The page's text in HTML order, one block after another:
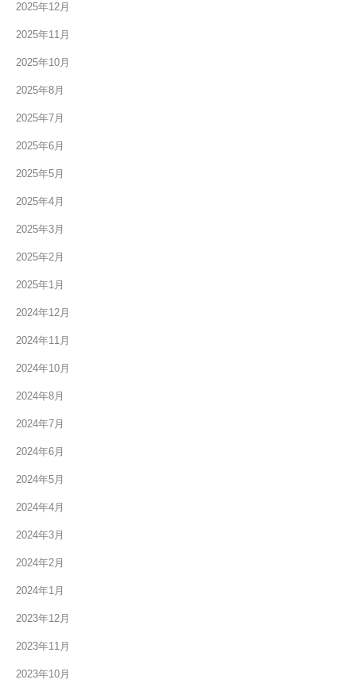
2025年12月
2025年11月
2025年10月
2025年8月
2025年7月
2025年6月
2025年5月
2025年4月
2025年3月
2025年2月
2025年1月
2024年12月
2024年11月
2024年10月
2024年8月
2024年7月
2024年6月
2024年5月
2024年4月
2024年3月
2024年2月
2024年1月
2023年12月
2023年11月
2023年10月